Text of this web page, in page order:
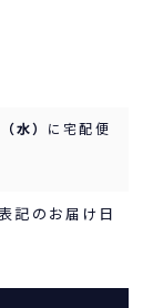
水） に宅配便
記のお届け日